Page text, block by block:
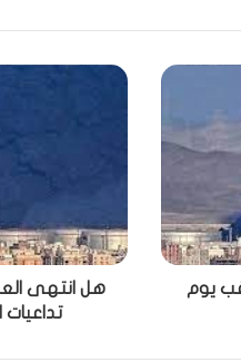
يوم
هل انتهى
تداعيات